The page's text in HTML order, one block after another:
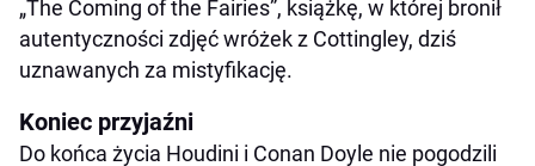
„The Coming of the Fairies”, książkę, w której bronił
autentyczności zdjęć wróżek z Cottingley, dziś
uznawanych za mistyfikację.
Koniec przyjaźni
Do końca życia Houdini i Conan Doyle nie pogodzili